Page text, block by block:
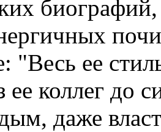
"Весь ее
коллег до
даже